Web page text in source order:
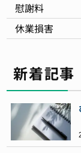
慰謝料
休業損害
新着記事